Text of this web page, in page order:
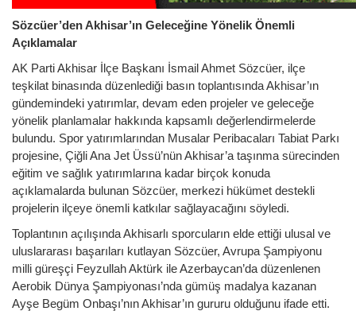
Sözcüer’den Akhisar’ın Geleceğine Yönelik Önemli
Açıklamalar
AK Parti Akhisar İlçe Başkanı İsmail Ahmet Sözcüer, ilçe
teşkilat binasında düzenlediği basın toplantısında Akhisar’ın
gündemindeki yatırımlar, devam eden projeler ve geleceğe
yönelik planlamalar hakkında kapsamlı değerlendirmelerde
bulundu. Spor yatırımlarından Musalar Peribacaları Tabiat Parkı
projesine, Çiğli Ana Jet Üssü’nün Akhisar’a taşınma sürecinden
eğitim ve sağlık yatırımlarına kadar birçok konuda
açıklamalarda bulunan Sözcüer, merkezi hükümet destekli
projelerin ilçeye önemli katkılar sağlayacağını söyledi.
Toplantının açılışında Akhisarlı sporcuların elde ettiği ulusal ve
uluslararası başarıları kutlayan Sözcüer, Avrupa Şampiyonu
milli güreşçi Feyzullah Aktürk ile Azerbaycan’da düzenlenen
Aerobik Dünya Şampiyonası’nda gümüş madalya kazanan
Ayşe Begüm Onbaşı’nın Akhisar’ın gururu olduğunu ifade etti.